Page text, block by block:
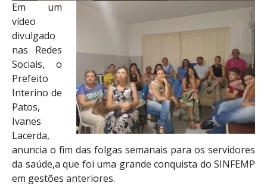
Em um
vídeo
divulgado
nas Redes
Sociais, o
Prefeito
Interino de
Patos,
Ivanes
Lacerda,
anuncia o fim das folgas semanais para os servidores
da saúde,a que foi uma grande conquista do SINFEMP
em gestões anteriores.